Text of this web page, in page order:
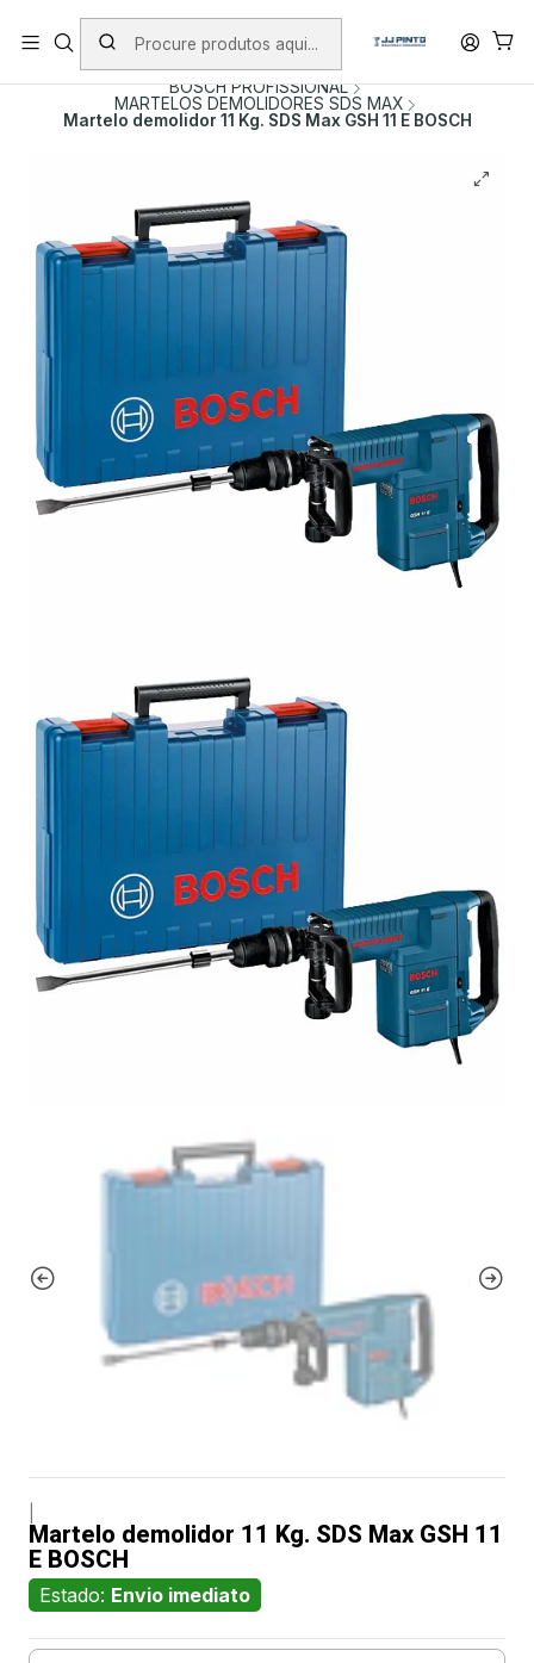
PORTES INCLUÍDOS EM ENCOMENDAS +75€ (excepto ilhas)
Início PRODUTOS
FERRAMENTAS COM FIO
BOSCH PROFISSIONAL
MARTELOS DEMOLIDORES SDS MAX
Martelo demolidor 11 Kg. SDS Max GSH 11 E BOSCH
Martelo demolidor 11 Kg. SDS Max GSH 11
E BOSCH
Estado: Envio imediato